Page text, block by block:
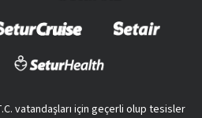
vatandaşları için geçerli olup tesisler